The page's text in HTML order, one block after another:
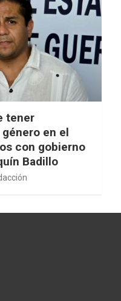
tener
en el
con gobierno
Badillo